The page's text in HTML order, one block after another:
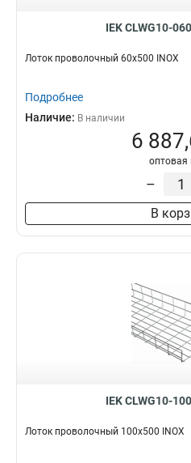
IEK CLWG10-
Лоток проволочный 60х500 INOX
Подробнее
Наличие: В наличии
6
оптовая
–
В
IEK CLWG10-
Лоток проволочный 100х500 INOX